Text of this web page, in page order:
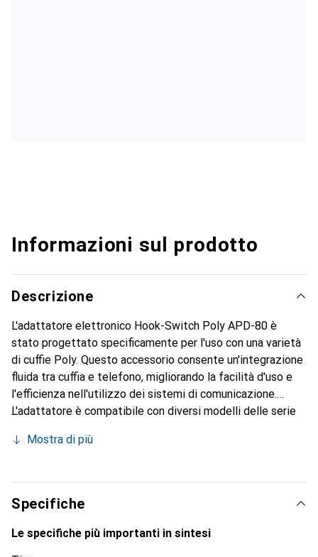
Informazioni sul prodotto
Descrizione
L'adattatore elettronico Hook-Switch Poly APD-80 è
stato progettato specificamente per l'uso con una varietà
di cuffie Poly. Questo accessorio consente un'integrazione
fluida tra cuffia e telefono, migliorando la facilità d'uso e
l'efficienza nell'utilizzo dei sistemi di comunicazione.
L'adattatore è compatibile con diversi modelli delle serie
ambienti professionali. Con un design compatto e
che apprezzano flessibilità e funzionalità. L'adattatore
supporta una connessione affidabile e consente di
rispondere e terminare le chiamate senza dover rimuovere
la cuffia. Questo favorisce un modo di lavorare produttivo e
Mostra di più
Specifiche
Le specifiche più importanti in sintesi